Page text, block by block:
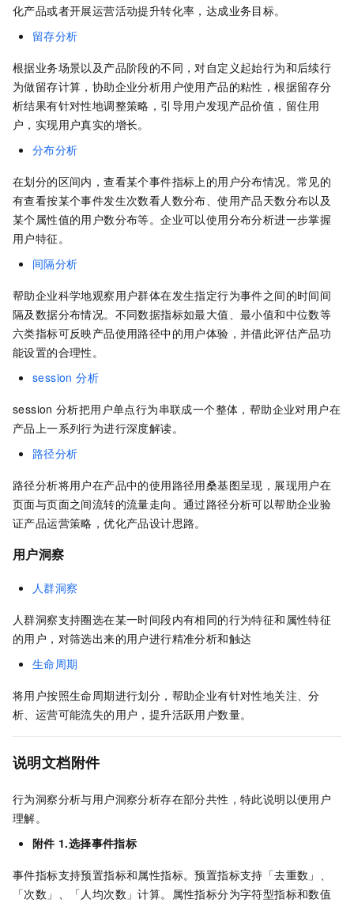
化产品或者开展运营活动提升转化率，达成业务目标。
留存分析
根据业务场景以及产品阶段的不同，对自定义起始行为和后续行
为做留存计算，协助企业分析用户使用产品的粘性，根据留存分
析结果有针对性地调整策略，引导用户发现产品价值，留住用
户，实现用户真实的增长。
分布分析
在划分的区间内，查看某个事件指标上的用户分布情况。常见的
有查看按某个事件发生次数看人数分布、使用产品天数分布以及
某个属性值的用户数分布等。企业可以使用分布分析进一步掌握
用户特征。
间隔分析
帮助企业科学地观察用户群体在发生指定行为事件之间的时间间
隔及数据分布情况。不同数据指标如最大值、最小值和中位数等
六类指标可反映产品使用路径中的用户体验，并借此评估产品功
能设置的合理性。
session 分析
session 分析把用户单点行为串联成一个整体，帮助企业对用户在
产品上一系列行为进行深度解读。
路径分析
路径分析将用户在产品中的使用路径用桑基图呈现，展现用户在
页面与页面之间流转的流量走向。通过路径分析可以帮助企业验
证产品运营策略，优化产品设计思路。
用户洞察
人群洞察
人群洞察支持圈选在某一时间段内有相同的行为特征和属性特征
的用户，对筛选出来的用户进行精准分析和触达
生命周期
将用户按照生命周期进行划分，帮助企业有针对性地关注、分
析、运营可能流失的用户，提升活跃用户数量。
说明文档附件
行为洞察分析与用户洞察分析存在部分共性，特此说明以便用户
理解。
附件 1.选择事件指标
事件指标支持预置指标和属性指标。预置指标支持「去重数」、
「次数」、「人均次数」计算。属性指标分为字符型指标和数值